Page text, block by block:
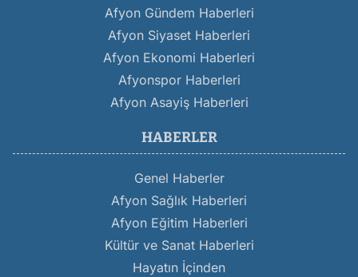
Afyon Gündem Haberleri
Afyon Siyaset Haberleri
Afyon Ekonomi Haberleri
Afyonspor Haberleri
Afyon Asayiş Haberleri
HABERLER
Genel Haberler
Afyon Sağlık Haberleri
Afyon Eğitim Haberleri
Kültür ve Sanat Haberleri
Hayatın İçinden